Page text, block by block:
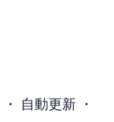
・ 自動更新 ・